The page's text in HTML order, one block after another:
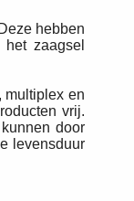
hebben
zaagsel
multiplex en
vrij.
door
levensduur